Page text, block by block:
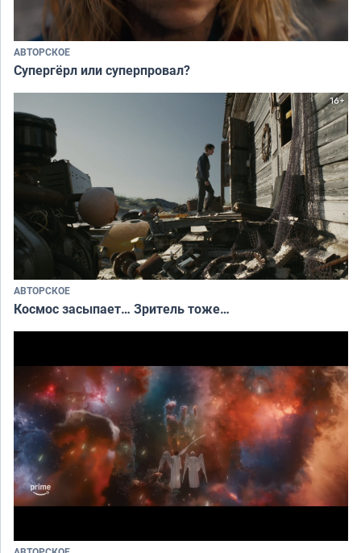
АВТОРСКОЕ
Супергёрл или суперпровал?
АВТОРСКОЕ
Космос засыпает… Зритель тоже…